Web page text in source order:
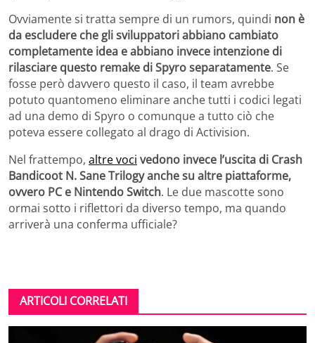
Ovviamente si tratta sempre di un rumors, quindi non è
da escludere che gli sviluppatori abbiano cambiato
completamente idea e abbiano invece intenzione di
rilasciare questo remake di Spyro separatamente. Se
fosse però davvero questo il caso, il team avrebbe
potuto quantomeno eliminare anche tutti i codici legati
ad una demo di Spyro o comunque a tutto ciò che
poteva essere collegato al drago di Activision.
Nel frattempo, altre voci vedono invece l’uscita di Crash
Bandicoot N. Sane Trilogy anche su altre piattaforme,
ovvero PC e Nintendo Switch. Le due mascotte sono
ormai sotto i riflettori da diverso tempo, ma quando
arriverà una conferma ufficiale?
ARTICOLI CORRELATI